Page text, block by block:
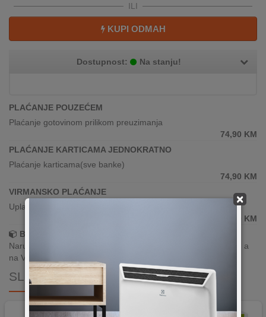
ENERGETSKE
UČINKOVITOSTI
×
ILI
KUPI ODMAH
Dostupnost: Na stanju!
PLAĆANJE POUZEĆEM
Plaćanje gotovinom prilikom preuzimanja
74,90 KM
PLAĆANJE KARTICAMA JEDNOKRATNO
Plaćanje karticama(sve banke)
74,90 KM
VIRMANSKO PLAĆANJE
Uplata po predračunu putem banke
KM
Brza dostava!
Narudžbe zaprimljene radnim danima do 13h šaljemo isti dan, a
na Vašoj adresi paket je već za 24–48h.
SLIČNI PROIZVODI